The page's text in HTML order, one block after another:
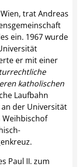
trat Andreas
ein. 1967 wurde
er mit einer
katholischen
Laufbahn
der Universität
Weihbischof
Paul II. zum